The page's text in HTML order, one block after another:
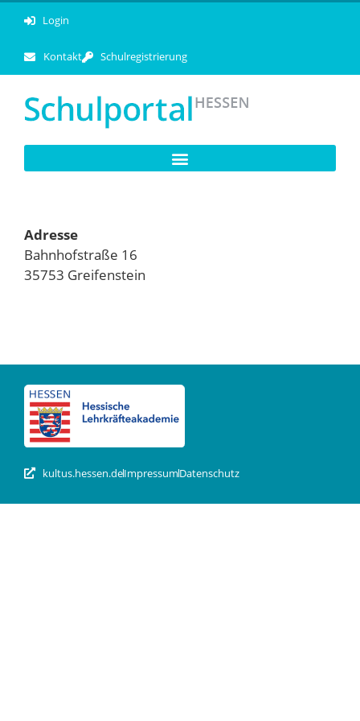
Login
Kontakt Schulregistrierung
Adresse
Bahnhofstraße 16
35753 Greifenstein
kultus.hessen.deImpressumDatenschutz